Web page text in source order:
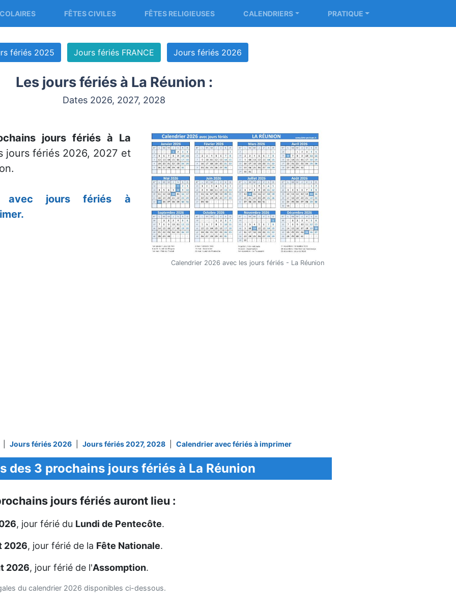
FÊTES CIVILES FÊTES RELIGIEUSES CALENDRIERS PRATIQUE
fériés 2025 Jours fériés FRANCE Jours fériés 2026
Les jours fériés à La Réunion :
Dates 2026, 2027, 2028
jours fériés à La
jours fériés 2026, 2027 et
avec jours fériés à
Calendrier 2026 avec les jours fériés - La Réunion
Jours fériés 2026 Jours fériés 2027, 2028 Calendrier avec fériés à imprimer
des 3 prochains jours fériés à La Réunion
jours fériés auront lieu :
, jour férié du Lundi de Pentecôte.
2026, jour férié de la Fête Nationale.
2026, jour férié de l'Assomption.
du calendrier 2026 disponibles ci-dessous.